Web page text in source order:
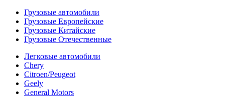
Грузовые автомобили
Грузовые Европейские
Грузовые Китайские
Грузовые Отечественные
Легковые автомобили
Chery
Citroen/Peugeot
Geely
General Motors